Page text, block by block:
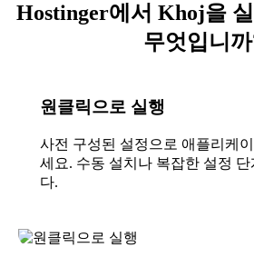
Hostinger에서 Khoj을
무엇입니
원클릭으로 실행
사전 구성된 설정으로 애플리케
세요. 수동 설치나 복잡한 설정 단
다.